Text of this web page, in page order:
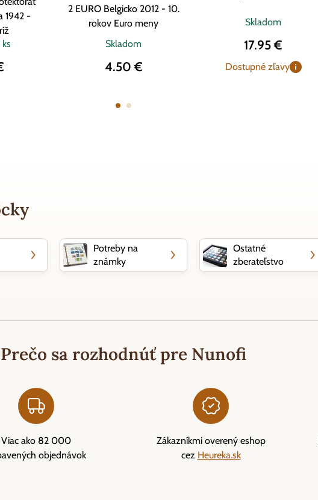
1942 -
ks
2 EURO Belgicko 2012 - 10.
rokov Euro meny
Skladom
4.50 €
Skladom
17.95 €
Dostupné zľavy
Potreby na
známky
Ostatné
zberateľstvo
Prečo sa rozhodnúť pre Nunofi
Viac ako 82 000
objednávok
Zákazníkmi overený eshop
cez Heureka.sk